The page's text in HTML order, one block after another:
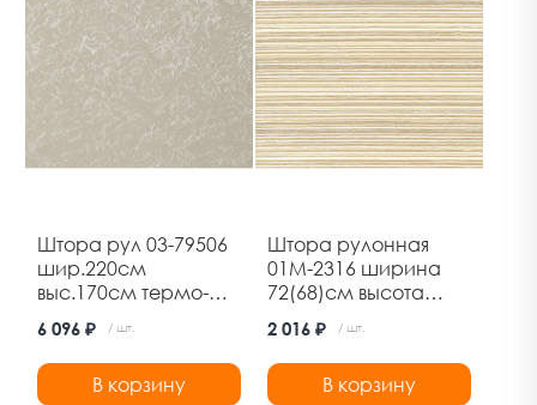
Штора рул 03-79506
шир.220см
выс.170см термо-
6 096 ₽ / шт.
В корзину
Штора рулонная
01М-2316 ширина
72(68)см высота
ясень Дельфа
2 016 ₽ / шт.
В корзину